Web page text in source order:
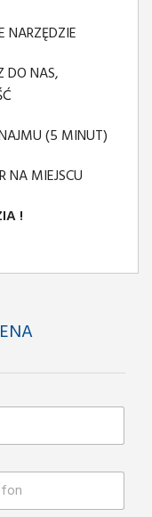
NARZĘDZIE
DO NAS,
(5 MINUT)
NA MIEJSCU
!